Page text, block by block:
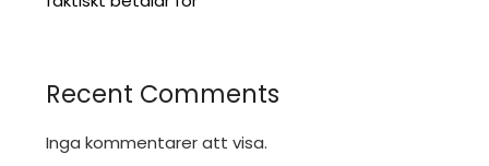
Recent Comments
Inga kommentarer att visa.